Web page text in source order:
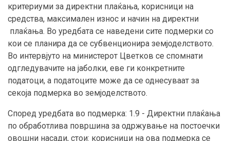
критериуми за директни плаќања, корисници на
средства, максимален износ и начин на директни
плаќања. Во уредбата се наведени сите подмерки со
кои се планира да се субвенционира земјоделството.
Во интервјуто на министерот Цветков се спомнати
одгледувачите на јаболки, еве ги конкретните
податоци, а податоците може да се однесуваат за
секоја подмерка во земјоделството.
Според уредбата во подмерка: 1.9 - Директни плаќања
по обработлива површина за одржување на постоечки
овошни насади, стои: корисници на ова подмерка се